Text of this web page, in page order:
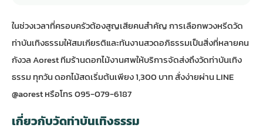
ในช่วงเวลาที่ครอบครัวต้องสูญเสียคนสำคัญ การเลือกพวงหรีดวัด
ท่าบันเทิงธรรมให้สมเกียรติและทันงานสวดอภิธรรมเป็นสิ่งที่หลายคน
กังวล Aorest ทีมร้านดอกไม้งานศพให้บริการจัดส่งถึงวัดท่าบันเทิง
ธรรม ทุกวัน ดอกไม้สดเริ่มต้นเพียง 1,300 บาท สั่งง่ายผ่าน LINE
@aorest หรือโทร 095-079-6187
เกี่ยวกับวัดท่าบันเทิงธรรม